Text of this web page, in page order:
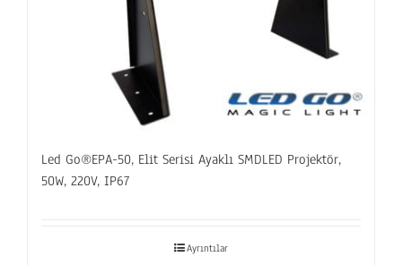
Led Go®EPA-50, Elit Serisi Ayaklı SMDLED Projektör,
50W, 220V, IP67
Ayrıntılar